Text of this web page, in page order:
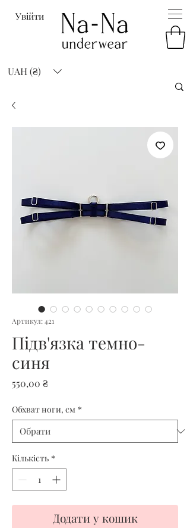
Увійти
UAH (₴)
Артикул: 421
Підв'язка темно-
синя
550,00 ₴Ціна
Обхват ноги, см *
Кількість *
Додати у кошик